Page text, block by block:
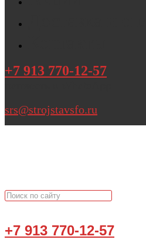
+7 913 770-12-57
srs@strojstavsfo.ru
+7 913 770-12-57